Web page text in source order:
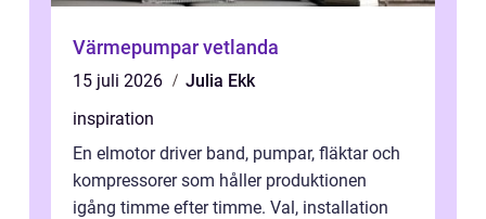
Värmepumpar vetlanda
15 juli 2026
Julia Ekk
inspiration
En elmotor driver band, pumpar, fläktar och
kompressorer som håller produktionen
igång timme efter timme. Val, installation